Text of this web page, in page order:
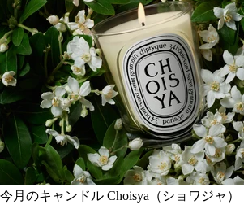
今月のキャンドル Choisya（ショワジャ）